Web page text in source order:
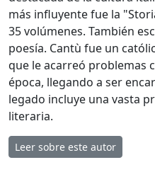
más influyente fue la
35 volúmenes. También
poesía. Cantù fue un
que le acarreó problemas
época, llegando a ser
legado incluye una vasta
literaria.
Leer sobre este autor